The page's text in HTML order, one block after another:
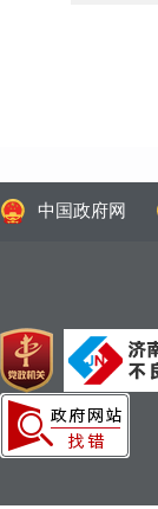
中国政府网